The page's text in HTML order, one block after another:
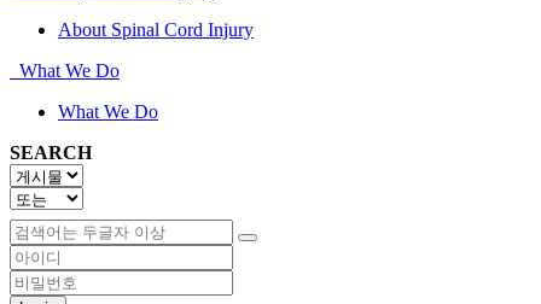
About Spinal Cord Injury
What We Do
What We Do
SEARCH